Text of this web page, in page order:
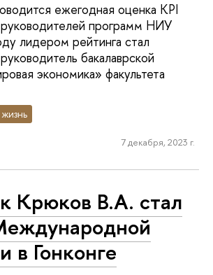
ежегодная оценка KPI
программ НИУ
лидером рейтинга стал
бакалаврской
экономика» факультета
7 декабря, 2023 г.
Крюков В.А. стал
в Гонконге